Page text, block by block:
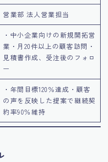
営業部 法人営業担当
・中小企業向けの新規開拓営
業・月20件以上の顧客訪問・
見積書作成、受注後のフォロ
ー
・年間目標120％達成・顧客
の声を反映した提案で継続契
約率90％維持